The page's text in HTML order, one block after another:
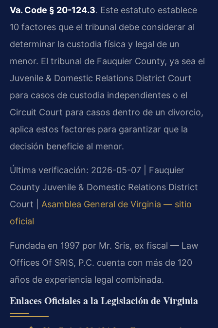
Va. Code § 20-124.3. Este estatuto establece
10 factores que el tribunal debe considerar al
determinar la custodia física y legal de un
menor. El tribunal de Fauquier County, ya sea el
Juvenile & Domestic Relations District Court
para casos de custodia independientes o el
Circuit Court para casos dentro de un divorcio,
aplica estos factores para garantizar que la
decisión beneficie al menor.
Última verificación: 2026-05-07 | Fauquier
County Juvenile & Domestic Relations District
Court | Asamblea General de Virginia — sitio
oficial
Fundada en 1997 por Mr. Sris, ex fiscal — Law
Offices Of SRIS, P.C. cuenta con más de 120
años de experiencia legal combinada.
Enlaces Oficiales a la Legislación de Virginia